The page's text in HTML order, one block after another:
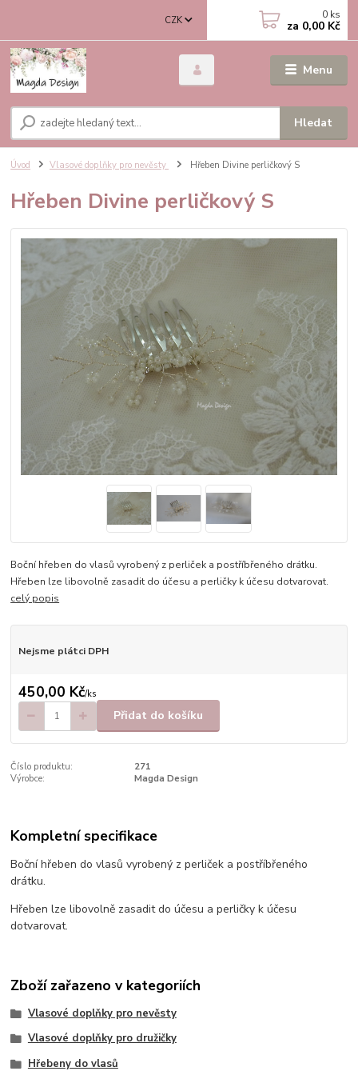
Menu
CZK
Hledat
0 ks
za 0,00 Kč
Úvod Vlasové doplňky pro nevěsty Hřeben Divine perličkový S
Hřeben Divine perličkový S
Boční hřeben do vlasů vyrobený z perliček a postříbřeného drátku.
Hřeben lze libovolně zasadit do účesu a perličky k účesu dotvarovat.
celý popis
Nejsme plátci DPH
450,00 Kč/ks
Přidat do košíku
Číslo produktu:
271
Výrobce:
Magda Design
Kompletní specifikace
Boční hřeben do vlasů vyrobený z perliček a postříbřeného
drátku.
Hřeben lze libovolně zasadit do účesu a perličky k účesu
dotvarovat.
Zboží zařazeno v kategoriích
Vlasové doplňky pro nevěsty
Vlasové doplňky pro družičky
Hřebeny do vlasů